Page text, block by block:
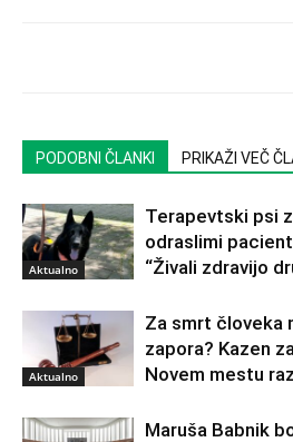
PODOBNI ČLANKI PRIKAŽI VEČ
Aktualno
Terapevtski psi
odraslimi
“Živali zdravijo
Aktualno
Za smrt človeka
zapora? Kazen
Novem mestu
Maruša Babnik